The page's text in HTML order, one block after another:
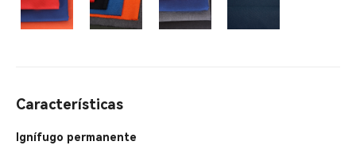
Características
Ignífugo permanente